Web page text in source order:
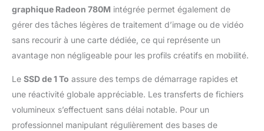
même dans des
environnements peu
éclairés, avec un son
optimisé Poly Studio
pour une meilleure
clarté vocale lors des
rapide de nouvelle
génération: Vitesses
jusqu’à 4× supérieures
graphique Radeon 780M intégrée permet également de
gérer des tâches légères de traitement d’image ou de vidéo
sans recourir à une carte dédiée, ce qui représente un
avantage non négligeable pour les profils créatifs en mobilité.
Le SSD de 1 To assure des temps de démarrage rapides et
une réactivité globale appréciable. Les transferts de fichiers
volumineux s’effectuent sans délai notable. Pour un
professionnel manipulant régulièrement des bases de